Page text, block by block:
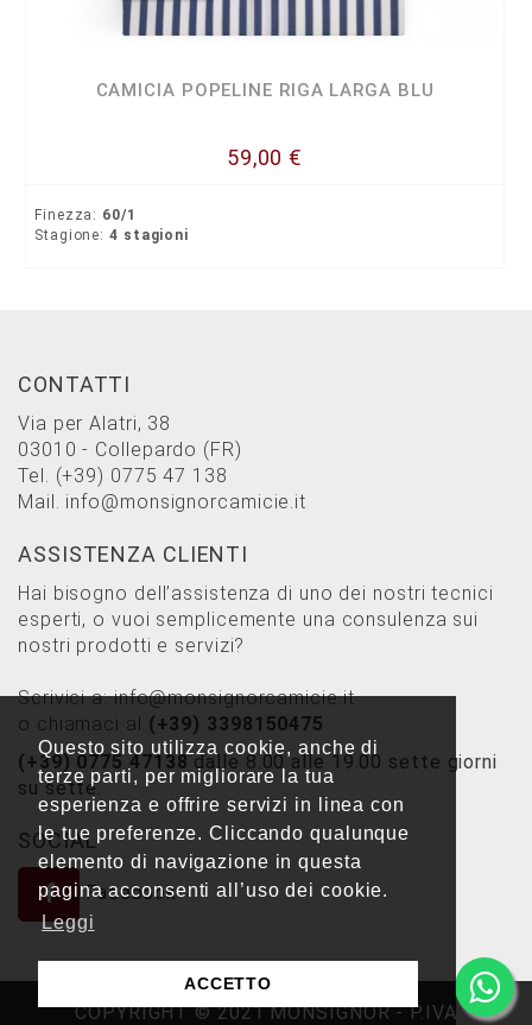
Questo sito utilizza cookie, anche di
terze parti, per migliorare la tua
esperienza e offrire servizi in linea con
le tue preferenze. Cliccando qualunque
elemento di navigazione in questa
pagina acconsenti all’uso dei cookie.
Leggi
ACCETTO
CAMICIA POPELINE RIGA LARGA BLU
59,00 €
Finezza: 60/1
Stagione: 4 stagioni
CONTATTI
Via per Alatri, 38
03010 - Collepardo (FR)
Tel. (+39) 0775 47 138
Mail. info@monsignorcamicie.it
ASSISTENZA CLIENTI
Hai bisogno dell’assistenza di uno dei nostri tecnici
esperti, o vuoi semplicemente una consulenza sui
nostri prodotti e servizi?
Scrivici a:info@monsignorcamicie.it
o chiamaci al (+39) 3398150475
(+39) 0775 47138 dalle 8.00 alle 19.00 sette giorni
su sette.
SOCIAL
Facebook
COPYRIGHT © 2021 MONSIGNOR - P.IVA